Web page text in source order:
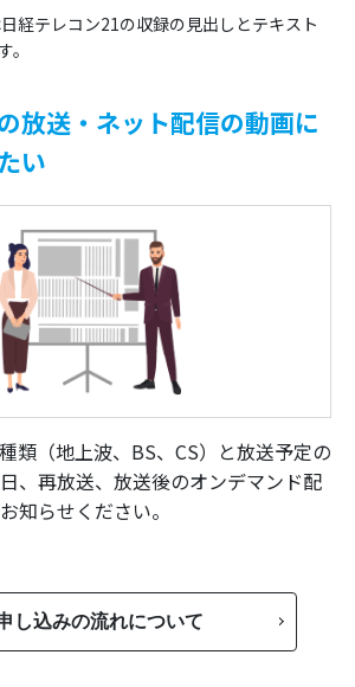
経テレコン21の収録の見出しとテキスト
放送・ネット配信の動画に
い
類（地上波、BS、CS）と放送予定の
、再放送、放送後のオンデマンド配
知らせください。
し込みの流れについて